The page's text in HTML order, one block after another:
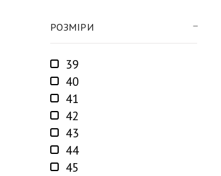
РОЗМІРИ
39
40
41
42
43
44
45